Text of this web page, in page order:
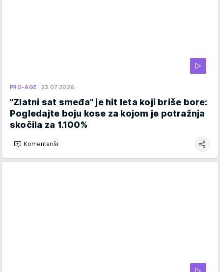
PRO-AGE 23.07.2026.
"Zlatni sat smeđa" je hit leta koji briše bore:
Pogledajte boju kose za kojom je potražnja
skočila za 1.100%
Komentariši